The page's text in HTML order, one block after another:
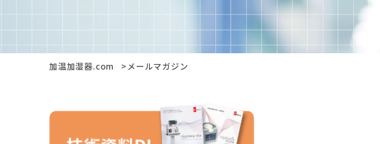
加温加湿器.com メールマガジン